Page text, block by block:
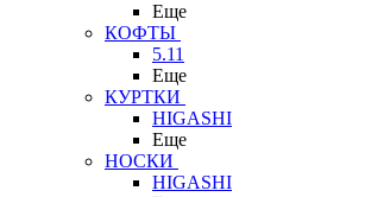
Еще
КОФТЫ
5.11
Еще
КУРТКИ
HIGASHI
Еще
НОСКИ
HIGASHI